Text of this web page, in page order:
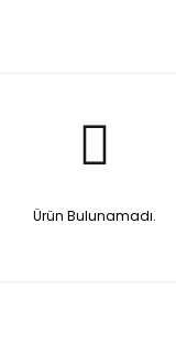
Ürün Bulunamadı.